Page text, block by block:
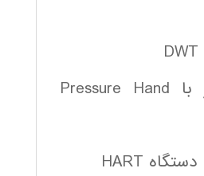
2. اصول كار با Pressure Hand